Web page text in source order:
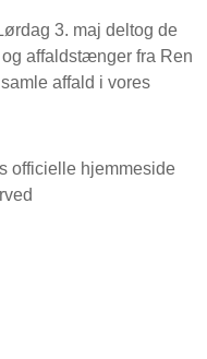
3. maj deltog de
affaldstænger fra Ren
affald i vores
officielle hjemmeside